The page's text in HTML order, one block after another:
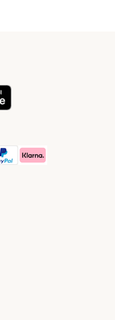
Method
Method
Payment Method
Payment Method
Klarna Payment Method
Method